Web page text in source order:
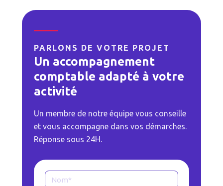
PARLONS DE VOTRE PROJET
Un accompagnement
comptable adapté à votre
activité
Un membre de notre équipe vous conseille
et vous accompagne dans vos démarches.
Réponse sous 24H.
Formulaire